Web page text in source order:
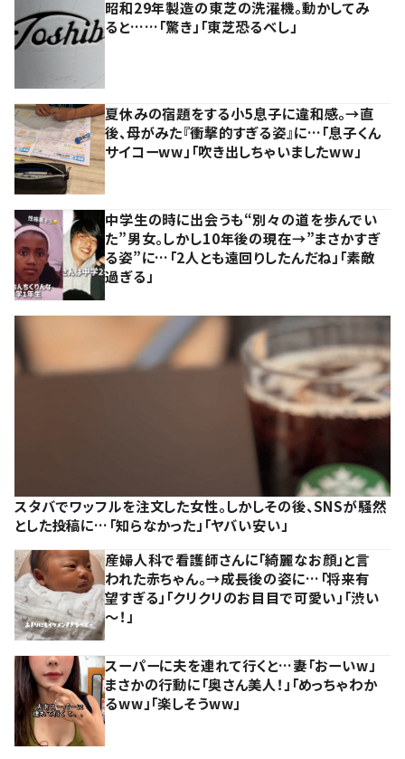
昭和29年製造の東芝の洗濯機。動かしてみ
ると……「驚き」「東芝恐るべし」
夏休みの宿題をする小5息子に違和感。→直
後、母がみた『衝撃的すぎる姿』に…「息子くん
サイコーww」「吹き出しちゃいましたww」
中学生の時に出会うも“別々の道を歩んでい
た”男女。しかし10年後の現在→”まさかすぎ
る姿”に…「2人とも遠回りしたんだね」「素敵
過ぎる」
スタバでワッフルを注文した女性。しかしその後、SNSが騒然
とした投稿に…「知らなかった」「ヤバい安い」
産婦人科で看護師さんに「綺麗なお顔」と言
われた赤ちゃん。→成長後の姿に…「将来有
望すぎる」「クリクリのお目目で可愛い」「渋い
～！」
スーパーに夫を連れて行くと…妻「おーいw」
まさかの行動に「奥さん美人！」「めっちゃわか
るww」「楽しそうww」